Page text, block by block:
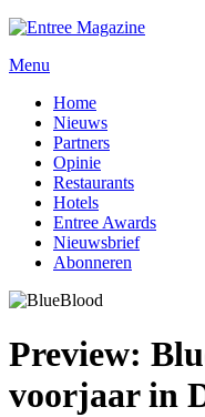
Menu
Home
Nieuws
Partners
Opinie
Restaurants
Hotels
Entree Awards
Nieuwsbrief
Abonneren
Preview:
voorjaar in